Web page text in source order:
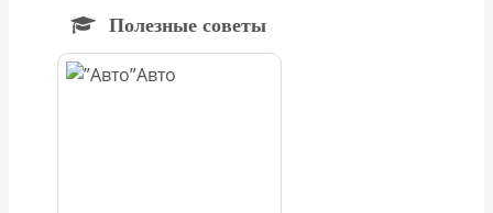
Полезные советы
Авто